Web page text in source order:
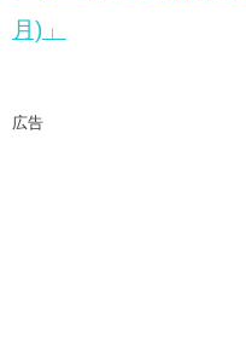
月)」
広告